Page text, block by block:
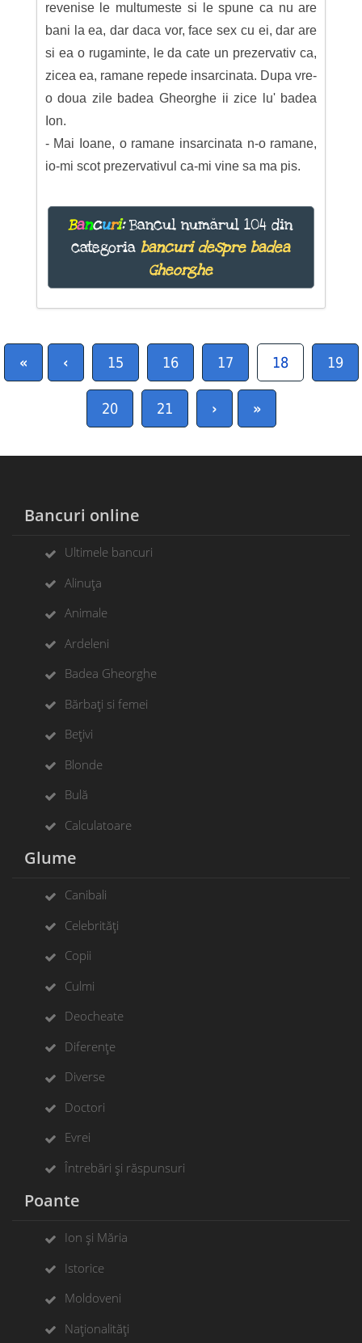
revenise le multumeste si le spune ca nu are
bani la ea, dar daca vor, face sex cu ei, dar are
si ea o rugaminte, le da cate un prezervativ ca,
zicea ea, ramane repede insarcinata. Dupa vre-
o doua zile badea Gheorghe ii zice lu' badea
Ion.
- Mai Ioane, o ramane insarcinata n-o ramane,
io-mi scot prezervativul ca-mi vine sa ma pis.
Bancuri:Bancul numărul 104 din
categoriabancuri despre badea
Gheorghe
« ‹ 15 16 17 18 19
20 21 › »
Bancuri online
Ultimele bancuri
Alinuța
Animale
Ardeleni
Badea Gheorghe
Bărbați si femei
Bețivi
Blonde
Bulă
Calculatoare
Glume
Canibali
Celebrități
Copii
Culmi
Deocheate
Diferențe
Diverse
Doctori
Evrei
Întrebări și răspunsuri
Poante
Ion și Măria
Istorice
Moldoveni
Naționalități